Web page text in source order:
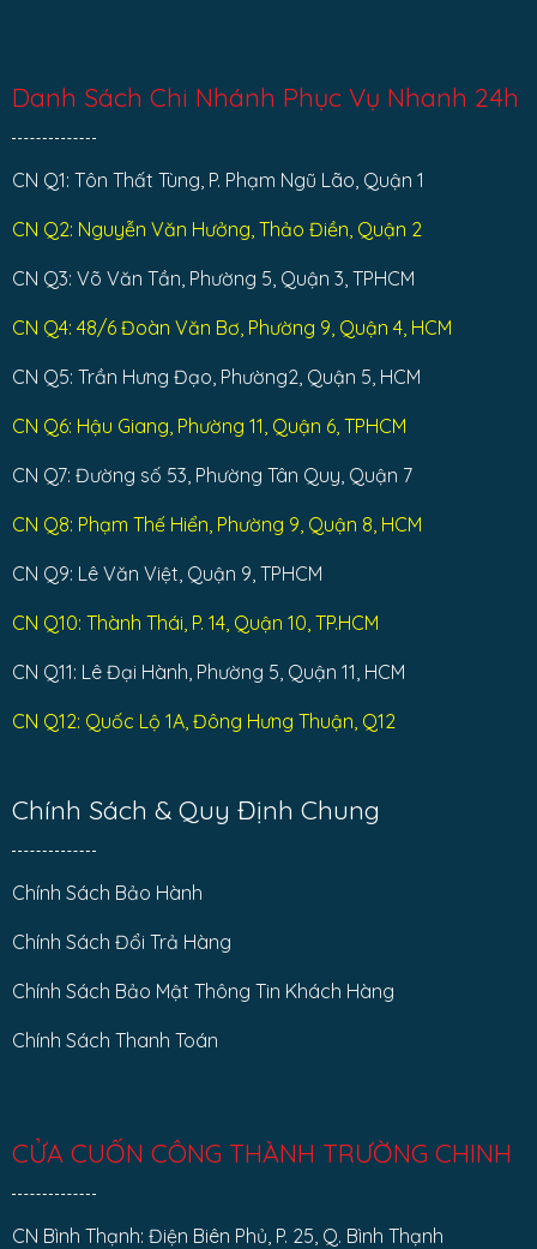
Danh Sách Chi Nhánh Phục Vụ Nhanh 24h
CN Q1: Tôn Thất Tùng, P. Phạm Ngũ Lão, Quận 1
CN Q2: Nguyễn Văn Hưởng, Thảo Điền, Quận 2
CN Q3: Võ Văn Tần, Phường 5, Quận 3, TPHCM
CN Q4: 48/6 Đoàn Văn Bơ, Phường 9, Quận 4, HCM
CN Q5: Trần Hưng Đạo, Phường2, Quận 5, HCM
CN Q6: Hậu Giang, Phường 11, Quận 6, TPHCM
CN Q7: Đường số 53, Phường Tân Quy, Quận 7
CN Q8: Phạm Thế Hiển, Phường 9, Quận 8, HCM
CN Q9: Lê Văn Việt, Quận 9, TPHCM
CN Q10: Thành Thái, P. 14, Quận 10, TP.HCM
CN Q11: Lê Đại Hành, Phường 5, Quận 11, HCM
CN Q12: Quốc Lộ 1A, Đông Hưng Thuận, Q12
Chính Sách & Quy Định Chung
Chính Sách Bảo Hành
Chính Sách Đổi Trả Hàng
Chính Sách Bảo Mật Thông Tin Khách Hàng
Chính Sách Thanh Toán
CỬA CUỐN CÔNG THÀNH TRƯỜNG CHINH
CN Bình Thạnh: Điện Biên Phủ, P. 25, Q. Bình Thạnh